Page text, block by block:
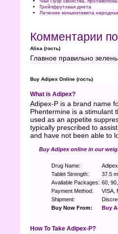
Грейпфрутовая диета
Лечение коньюктивита
Комментарии
Alisa (гость)
Главное правильно
Buy Adipex Online (гость)
What is Adipex?
Adipex-P is a brand name
Phentermine is a stimulant
used as an appetite
typically prescribed to
and have not been able to
Buy Adipex online in our
Drug Name:
Tablet Strength:
37.5
Available Packages: 60,
Payment Method:
VISA,
Shipment:
Buy Now From:
Buy
How To Take Adipex-P?